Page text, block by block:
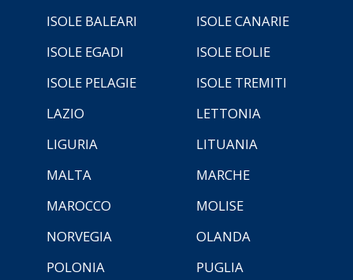
ISOLE BALEARI
ISOLE CANARIE
ISOLE EGADI
ISOLE EOLIE
ISOLE PELAGIE
ISOLE TREMITI
LAZIO
LETTONIA
LIGURIA
LITUANIA
MALTA
MARCHE
MAROCCO
MOLISE
NORVEGIA
OLANDA
POLONIA
PUGLIA